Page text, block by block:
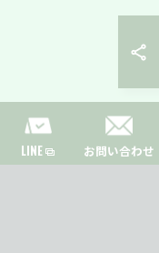
LINE お問い合わせ